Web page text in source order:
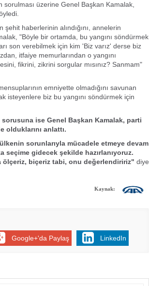
üzerine Genel Başkan Kamalak,
haberlerinin alındığını, annelerin
"Böyle bir ortamda, bu yangını söndürmek
son verebilmek için kim 'Biz varız' derse biz
itfaiye memurlarından o yangını
fikrini, zikrini sorgular mısınız? Sanmam"
emniyette olmadığını savunan
isteyenlere biz bu yangını söndürmek için
ise Genel Başkan Kamalak, parti
olduklarını anlattı.
sorunlarıyla mücadele etmeye devam
seçime gidecek şekilde hazırlanıyoruz.
ölçeriz, biçeriz tabi, onu değerlendiririz" diye
Kaynak:
Google+'da Paylaş LinkedIn